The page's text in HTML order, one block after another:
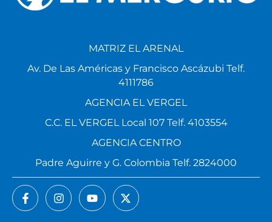
MATRIZ EL ARENAL
Av. De Las Américas y Francisco Ascázubi Telf.
4111786
AGENCIA EL VERGEL
C.C. EL VERGEL Local 107 Telf. 4103554
AGENCIA CENTRO
Padre Aguirre y G. Colombia Telf. 2824000